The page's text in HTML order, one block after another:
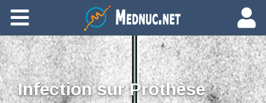
Ajouter du contenu
Infection sur Prothèse